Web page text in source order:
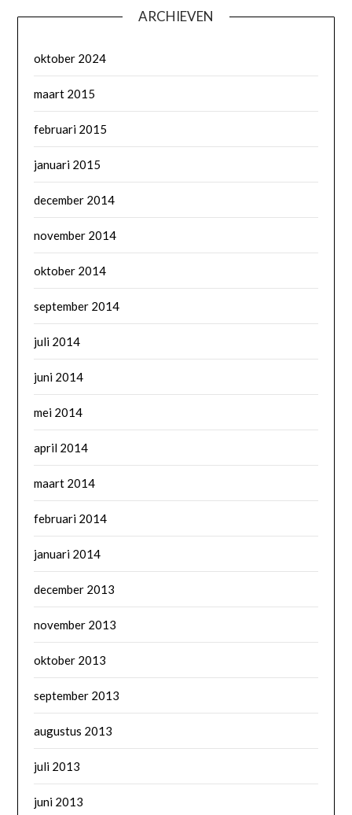
ARCHIEVEN
oktober 2024
maart 2015
februari 2015
januari 2015
december 2014
november 2014
oktober 2014
september 2014
juli 2014
juni 2014
mei 2014
april 2014
maart 2014
februari 2014
januari 2014
december 2013
november 2013
oktober 2013
september 2013
augustus 2013
juli 2013
juni 2013